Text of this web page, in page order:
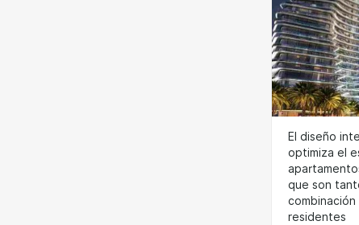
El diseño
optimiza el
que son
residentes